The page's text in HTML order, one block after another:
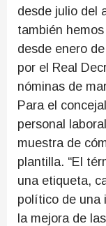
desde julio del
también
desde enero
por el Real
nóminas de
Para el
personal
muestra de
plantilla. “El
una etiqueta,
político de una
la mejora de